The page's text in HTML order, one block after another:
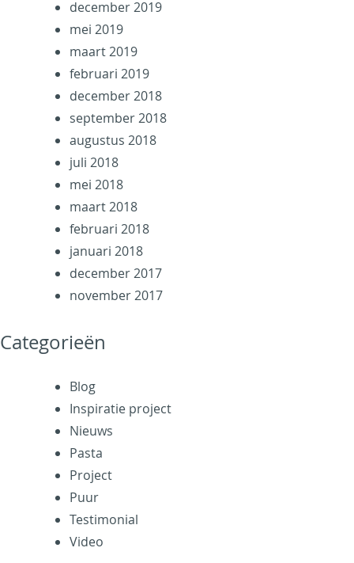
december 2019
mei 2019
maart 2019
februari 2019
december 2018
september 2018
augustus 2018
juli 2018
mei 2018
maart 2018
februari 2018
januari 2018
december 2017
november 2017
Categorieën
Blog
Inspiratie project
Nieuws
Pasta
Project
Puur
Testimonial
Video